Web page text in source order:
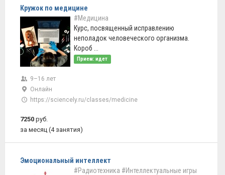
Кружок по медицине
#Медицина
Курс, посвященный исправлению
неполадок человеческого организма.
Короб ...
Прием: идет
9–16 лет
Онлайн
https://sciencely.ru/classes/medicine
7250 руб.
за месяц (4 занятия)
Эмоциональный интеллект
#Радиотехника #Интеллектуальные игры